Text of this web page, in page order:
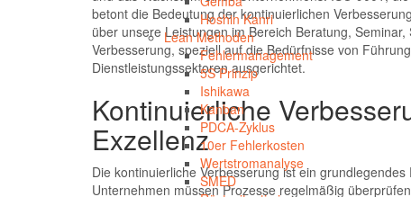
Hoshin Kanri
Lean Methoden
Fehlermanagement
5S Prinzip
Ishikawa
Kanban
PDCA-Zyklus
10er Fehlerkosten
Wertstromanalyse
SMED
betont die Bedeutung der kontinuierlichen
über unsere Leistungen im Bereich Beratung,
Verbesserung, speziell auf die Bedürfnisse von
Dienstleistungssektoren ausgerichtet.
Kontinuierliche
Exzellenz
Die kontinuierliche Verbesserung ist ein
Unternehmen müssen Prozesse regelmäßig